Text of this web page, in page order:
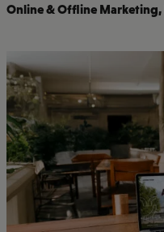
Online & Offline Marketing,